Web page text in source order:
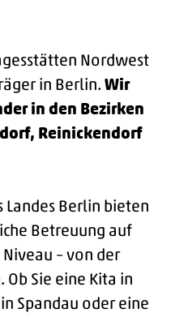
Nordwest
in Berlin. Wir
in den Bezirken
Reinickendorf
Berlin bieten
Betreuung auf
– von der
Ob Sie eine Kita in
Spandau oder eine